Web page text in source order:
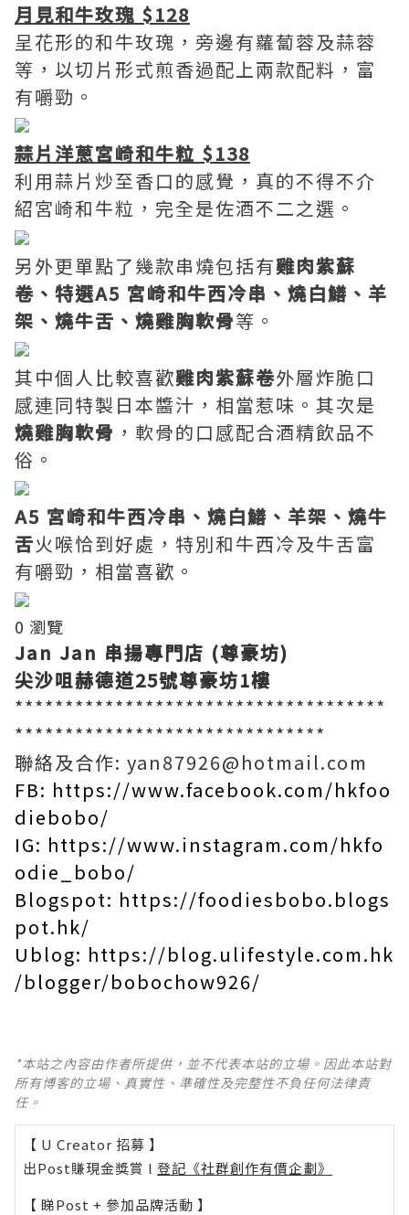
月見和牛玫瑰 $128
呈花形的和牛玫瑰，旁邊有蘿蔔蓉及蒜蓉
等，以切片形式煎香過配上兩款配料，富
有嚼勁。
蒜片洋蔥宮崎和牛粒 $138
利用蒜片炒至香口的感覺，真的不得不介
紹宮崎和牛粒，完全是佐酒不二之選。
另外更單點了幾款串燒包括有雞肉紫蘇
卷、特選A5 宮崎和牛西冷串、燒白鱔、羊
架、燒牛舌、燒雞胸軟骨等。
其中個人比較喜歡雞肉紫蘇卷外層炸脆口
感連同特製日本醬汁，相當惹味。其次是
燒雞胸軟骨 ，軟骨的口感配合酒精飲品不
俗。
A5 宮崎和牛西冷串、燒白鱔、羊架、燒牛
舌火喉恰到好處，特別和牛西冷及牛舌富
有嚼勁，相當喜歡。
0 瀏覽
Jan Jan 串揚專門店 (尊豪坊)
尖沙咀赫德道25號尊豪坊1樓
*************************************
*******************************
聯絡及合作: yan87926@hotmail.com
FB: https://www.facebook.com/hkfoo
diebobo/
IG: https://www.instagram.com/hkfo
odie_bobo/
Blogspot: https://foodiesbobo.blogs
pot.hk/
Ublog: https://blog.ulifestyle.com.hk
/blogger/bobochow926/
*本站之內容由作者所提供，並不代表本站的立場。因此本站對
所有博客的立場、真實性、準確性及完整性不負任何法律責
任。
【 U Creator 招募 】
出Post賺現金獎賞 l 登記《社群創作有價企劃》
【 睇Post + 參加品牌活動 】